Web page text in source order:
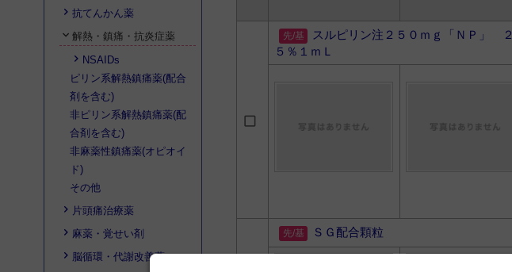
抗てんかん薬
解熱・鎮痛・抗炎症薬
NSAIDs
ピリン系解熱鎮痛薬(配合
剤を含む)
非ピリン系解熱鎮痛薬(配
合剤を含む)
非麻薬性鎮痛薬(オピオイ
ド)
その他
片頭痛治療薬
麻薬・覚せい剤
脳循環・代謝改善薬
スルピリン注２５０ｍｇ「ＮＰ」 ２
５％１ｍＬ
ＳＧ配合顆粒